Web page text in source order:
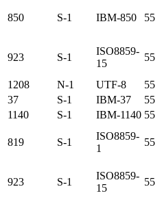
850 S-1 IBM-850 55
923 S-1
ISO8859-
15
55
1208 N-1 UTF-8 55
37
S-1 IBM-37 55
1140
S-1 IBM-1140 55
819 S-1
ISO8859-
1
55
923 S-1
ISO8859-
15
55